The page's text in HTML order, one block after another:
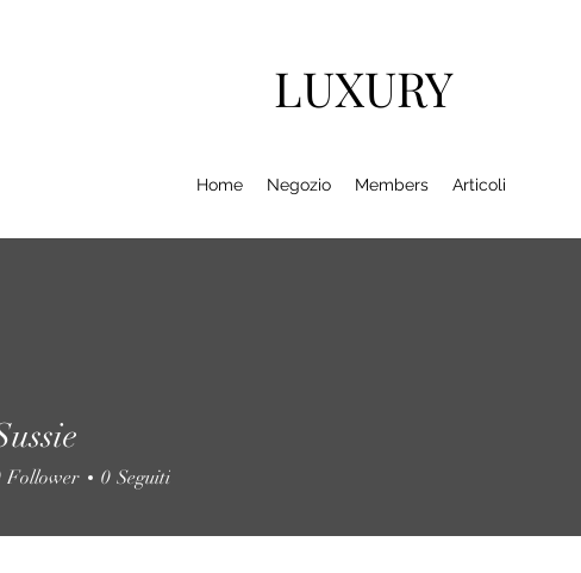
LUXURY
Home Negozio Members Articoli
Follower 0 Seguiti